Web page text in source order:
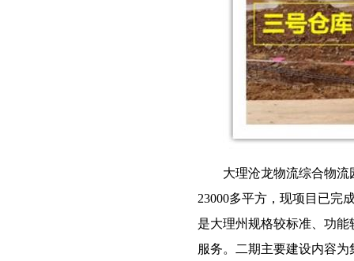
大理沧龙物流综合物
23000多平方，现项目已完
是大理州规格较标准、功
服务。二期主要建设内容